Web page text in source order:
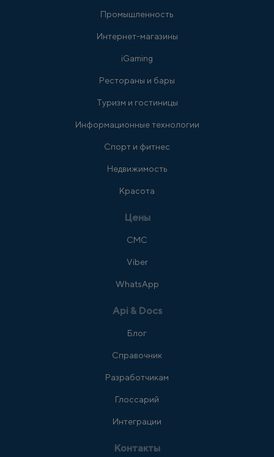
Промышленность
Интернет-магазины
iGaming
Рестораны и бары
Туризм и гостиницы
Информационные технологии
Спорт и фитнес
Недвижимость
Красота
Цены
СМС
Viber
WhatsApp
Api & Docs
Блог
Справочник
Разработчикам
Глоссарий
Интеграции
Контакты